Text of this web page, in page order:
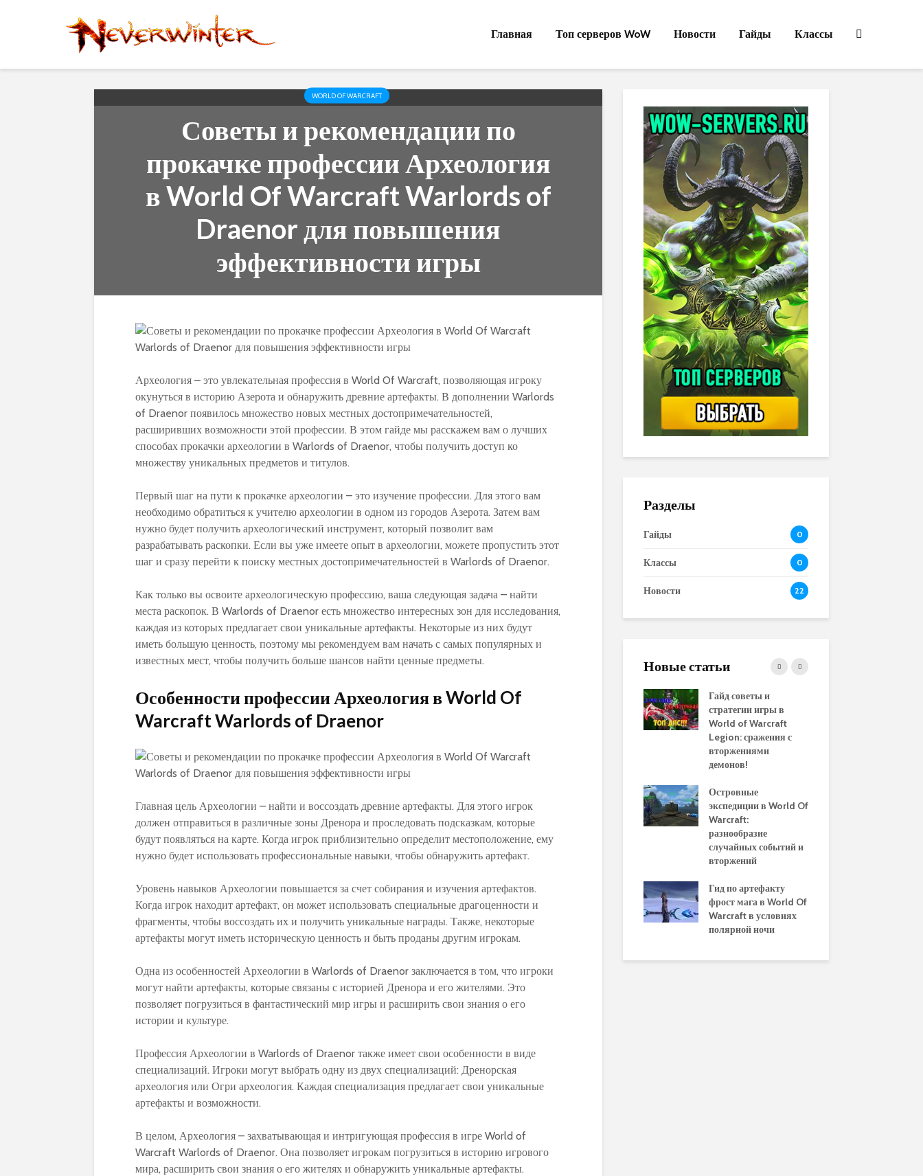
Главная Топ серверов WoW Новости Гайды Классы
WORLD OF WARCRAFT
Советы и рекомендации по
прокачке профессии Археология
в World Of Warcraft Warlords of
Draenor для повышения
эффективности игры
Археология – это увлекательная профессия в World Of Warcraft, позволяющая игроку
окунуться в историю Азерота и обнаружить древние артефакты. В дополнении Warlords
of Draenor появилось множество новых местных достопримечательностей,
расширивших возможности этой профессии. В этом гайде мы расскажем вам о лучших
способах прокачки археологии в Warlords of Draenor, чтобы получить доступ ко
множеству уникальных предметов и титулов.
Первый шаг на пути к прокачке археологии – это изучение профессии. Для этого вам
необходимо обратиться к учителю археологии в одном из городов Азерота. Затем вам
нужно будет получить археологический инструмент, который позволит вам
разрабатывать раскопки. Если вы уже имеете опыт в археологии, можете пропустить этот
шаг и сразу перейти к поиску местных достопримечательностей в Warlords of Draenor.
Как только вы освоите археологическую профессию, ваша следующая задача – найти
места раскопок. В Warlords of Draenor есть множество интересных зон для исследования,
каждая из которых предлагает свои уникальные артефакты. Некоторые из них будут
иметь большую ценность, поэтому мы рекомендуем вам начать с самых популярных и
известных мест, чтобы получить больше шансов найти ценные предметы.
Особенности профессии Археология в World Of
Warcraft Warlords of Draenor
Главная цель Археологии – найти и воссоздать древние артефакты. Для этого игрок
должен отправиться в различные зоны Дренора и проследовать подсказкам, которые
будут появляться на карте. Когда игрок приблизительно определит местоположение, ему
нужно будет использовать профессиональные навыки, чтобы обнаружить артефакт.
Уровень навыков Археологии повышается за счет собирания и изучения артефактов.
Когда игрок находит артефакт, он может использовать специальные драгоценности и
фрагменты, чтобы воссоздать их и получить уникальные награды. Также, некоторые
артефакты могут иметь историческую ценность и быть проданы другим игрокам.
Одна из особенностей Археологии в Warlords of Draenor заключается в том, что игроки
могут найти артефакты, которые связаны с историей Дренора и его жителями. Это
позволяет погрузиться в фантастический мир игры и расширить свои знания о его
истории и культуре.
Профессия Археологии в Warlords of Draenor также имеет свои особенности в виде
специализаций. Игроки могут выбрать одну из двух специализаций: Дренорская
археология или Огри археология. Каждая специализация предлагает свои уникальные
артефакты и возможности.
В целом, Археология – захватывающая и интригующая профессия в игре World of
Warcraft Warlords of Draenor. Она позволяет игрокам погрузиться в историю игрового
мира, расширить свои знания о его жителях и обнаружить уникальные артефакты.
Разделы
Гайды 0
Классы 0
Новости 22
Новые статьи
PvP гайд по ММ ханту
стратегии и тактики
Обновленное
руководство по
использованию
World of Warcraft:
выбор лучших команд
эффективности
перемещению по
Азероту: как
передвигаться в игре
World of Warcraft
рекомендации
Гайд советы и
стратегии игры в
World of Warcraft
Legion: сражения с
вторжениями
демонов!
Островные
экспедиции в World Of
Warcraft:
разнообразие
случайных событий и
вторжений
Гид по артефакту
фрост мага в World Of
Warcraft в условиях
полярной ночи